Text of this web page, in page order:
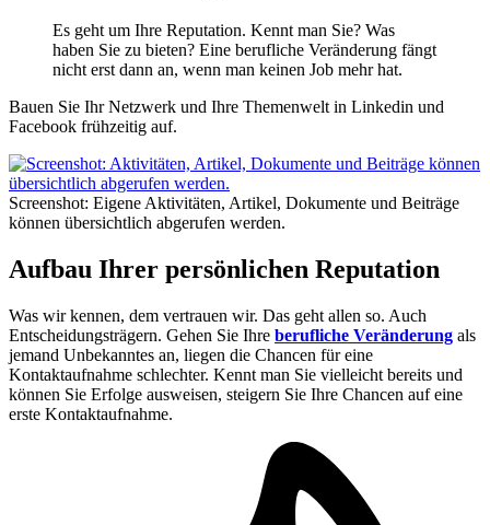
Es geht um Ihre Reputation. Kennt man Sie? Was
haben Sie zu bieten? Eine berufliche Veränderung fängt
nicht erst dann an, wenn man keinen Job mehr hat.
Bauen Sie Ihr Netzwerk und Ihre Themenwelt in Linkedin und
Facebook frühzeitig auf.
Screenshot: Eigene Aktivitäten, Artikel, Dokumente und Beiträge
können übersichtlich abgerufen werden.
Aufbau Ihrer persönlichen Reputation
Was wir kennen, dem vertrauen wir. Das geht allen so. Auch
Entscheidungsträgern. Gehen Sie Ihre berufliche Veränderung als
jemand Unbekanntes an, liegen die Chancen für eine
Kontaktaufnahme schlechter. Kennt man Sie vielleicht bereits und
können Sie Erfolge ausweisen, steigern Sie Ihre Chancen auf eine
erste Kontaktaufnahme.